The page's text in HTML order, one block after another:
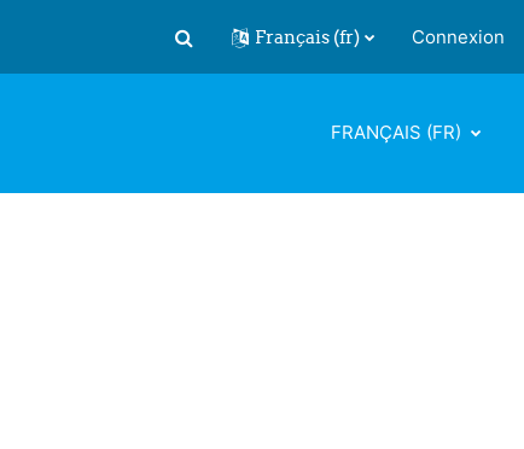
Activer/désactiver la saisie de
Français ‎(fr)‎ Connexion
FRANÇAIS ‎(FR)‎